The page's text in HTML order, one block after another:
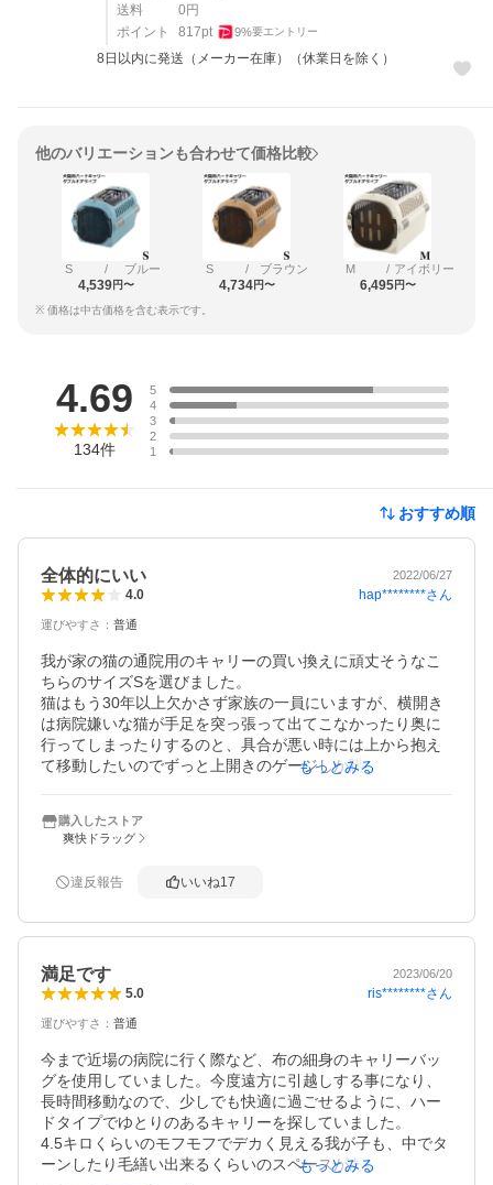
送料
0円
ポイント
817pt 9%要エントリー
8日以内に発送（メーカー在庫）（休業日を除く）
他のバリエーションも合わせて価格比較
S / ブルー
4,539円〜
S / ブラウン
4,734円〜
M / アイボリー
6,495円〜
※ 価格は中古価格を含む表示です。
4.69
134件
5
4
3
2
1
おすすめ順
全体的にいい 2022/06/27
4.0 hap********さん
運びやすさ ： 普通
我が家の猫の通院用のキャリーの買い換えに頑丈そうなこ
ちらのサイズSを選びました。
猫はもう30年以上欠かさず家族の一員にいますが、横開き
は病院嫌いな猫が手足を突っ張って出てこなかったり奥に
行ってしまったりするのと、具合が悪い時には上から抱え
て移動したいのでずっと上開きのゲージしか購入していま
現在3.2～5.5キロ位までの猫がいますが、中の大きさは狭
くて落ち着くとこを好む猫には丁度よかったです。
を入れるちょっとしたポッケがほしかったかな？
す。
く大きな音がするので、そこの音が抑えられたらと思った
のですが、上の扉は取っ手と一体型なので安全のために完
全に閉まるようにクッションなどは付けられず仕方がない
丸っこい形と洗えるのがいいですね！
もっとみる
購入したストア
爽快ドラッグ
違反報告 いいね17
満足です 2023/06/20
5.0 ris********さん
運びやすさ ： 普通
今まで近場の病院に行く際など、布の細身のキャリーバッ
グを使用していました。今度遠方に引越しする事になり、
長時間移動なので、少しでも快適に過ごせるように、ハー
ドタイプでゆとりのあるキャリーを探していました。
4.5キロくらいのモフモフでデカく見える我が子も、中でタ
ーンしたり毛繕い出来るくらいのスペースがあり、ちょう
もっとみる